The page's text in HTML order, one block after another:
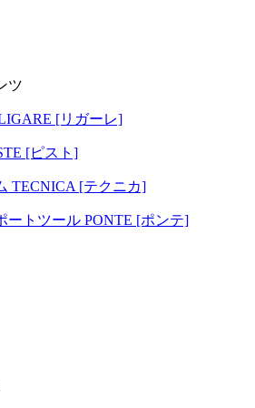
ツ
[リガーレ]
[ピスト]
TECNICA [テクニカ]
ートツール PONTE [ポンテ]